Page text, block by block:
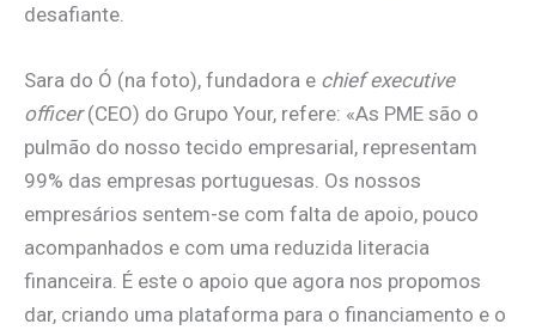
desafiante.
Sara do Ó (na foto), fundadora e chief executive
officer(CEO) do Grupo Your, refere: «As PME são o
pulmão do nosso tecido empresarial, representam
99% das empresas portuguesas. Os nossos
empresários sentem-se com falta de apoio, pouco
acompanhados e com uma reduzida literacia
financeira. É este o apoio que agora nos propomos
dar, criando uma plataforma para o financiamento e o